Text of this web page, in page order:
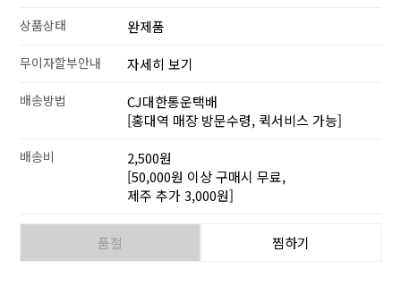
상품상태
완제품
무이자할부안내 자세히 보기
배송방법
CJ대한통운택배
[홍대역 매장 방문수령, 퀵서비스 가능]
배송비
2,500원
[50,000원 이상 구매시 무료,
제주 추가 3,000원]
품절 찜하기